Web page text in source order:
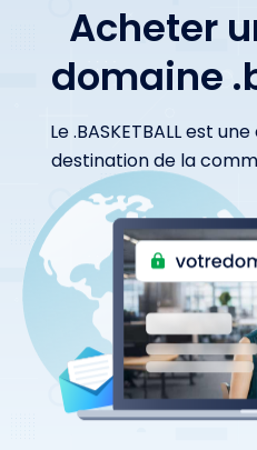
Acheter
domaine
Le .BASKETBALL est
destination de la